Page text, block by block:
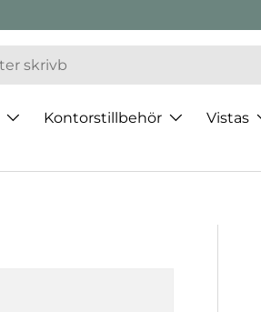
Kontorstillbehör Vistas